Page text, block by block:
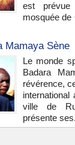
est
mosquée de
Mamaya Sène
Le monde
Badara
révérence,
ville de
présente